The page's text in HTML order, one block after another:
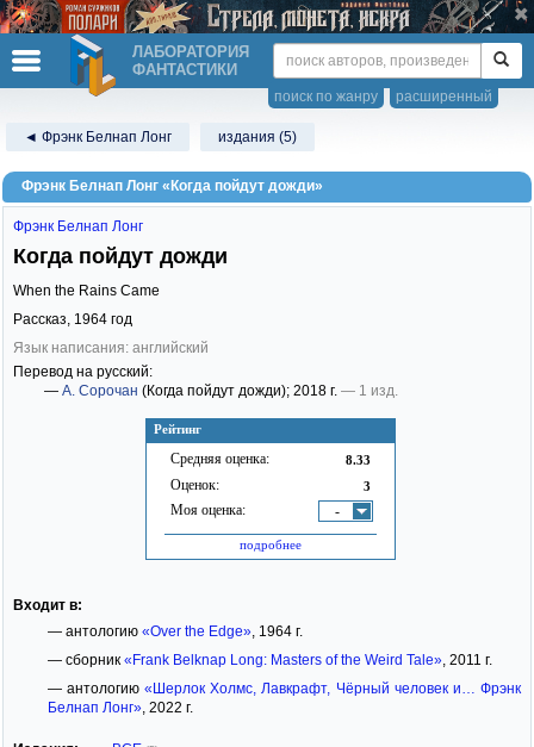
ЛАБОРАТОРИЯ
ФАНТАСТИКИ
расширенный
поиск по жанру
◄ Фрэнк Белнап Лонг издания (5)
Фрэнк Белнап Лонг «Когда пойдут дожди»
Рейтинг
Средняя оценка: 8.33
Оценок: 3
Моя оценка: -
подробнее
Фрэнк Белнап Лонг
Когда пойдут дожди
When the Rains Came
Рассказ, 1964 год
Язык написания: английский
Перевод на русский:
— А. Сорочан (Когда пойдут дожди); 2018 г. — 1 изд.
Входит в:
— антологию «Over the Edge», 1964 г.
— сборник «Frank Belknap Long: Masters of the Weird Tale», 2011 г.
— антологию«Шерлок Холмс, Лавкрафт, Чёрный человек и… Фрэнк
Белнап Лонг», 2022 г.